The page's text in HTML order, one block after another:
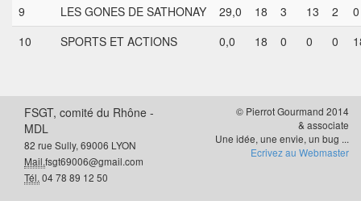
9
LES GONES DE SATHONAY 29,0 18 3 13 2
0
10
SPORTS ET ACTIONS 0,0 18 0 0 0
FSGT, comité du Rhône -
MDL
82 rue Sully, 69006 LYON
Mail.fsgt69006@gmail.com
Tél. 04 78 89 12 50
© Pierrot Gourmand 2014
& associate
Une idée, une envie, un bug ...
Ecrivez au Webmaster